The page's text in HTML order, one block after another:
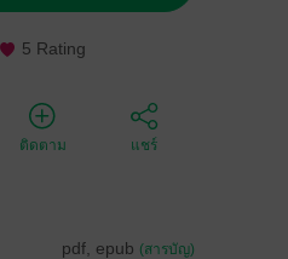
5 Rating
ติดตาม แชร์
pdf, epub (สารบัญ)